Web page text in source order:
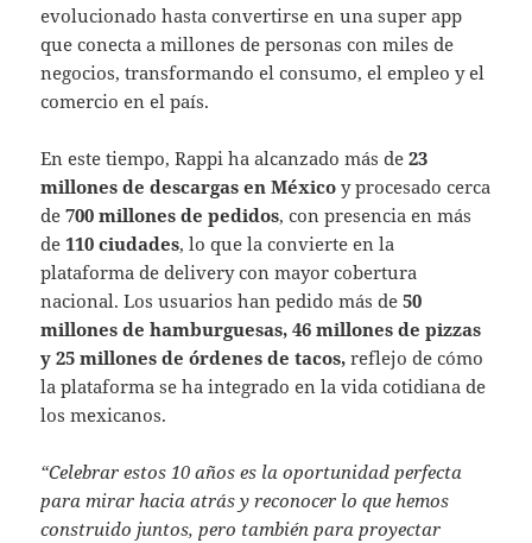
evolucionado hasta convertirse en una super app
que conecta a millones de personas con miles de
negocios, transformando el consumo, el empleo y el
comercio en el país.
En este tiempo, Rappi ha alcanzado más de23
millones de descargas en Méxicoy procesado cerca
de700 millones de pedidos, con presencia en más
de110 ciudades, lo que la convierte en la
plataforma de delivery con mayor cobertura
nacional. Los usuarios han pedido más de50
millones de hamburguesas, 46 millones de pizzas
y 25 millones de órdenes de tacos, reflejo de cómo
la plataforma se ha integrado en la vida cotidiana de
los mexicanos.
“Celebrar estos 10 años es la oportunidad perfecta
para mirar hacia atrás y reconocer lo que hemos
construido juntos, pero también para proyectar